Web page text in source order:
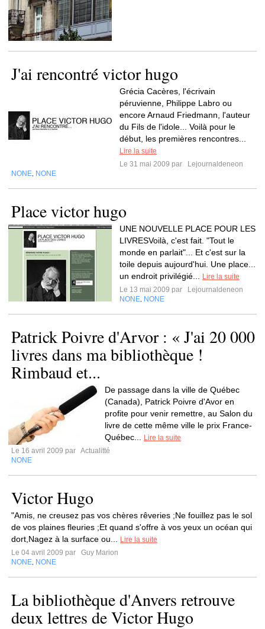
J'ai rencontré victor hugo
Grécia Cacères, l'écrivain
péruvienne, Philippe Labro ou
encore Arnaud Friedmann, l'auteur
du Fils de l'idole... Voilà pour le
début, les premières rencontres...
Lire la suite
Le 31 mai 2009 par
Lejournaldeneon
NONE NONE
Place victor hugo
UNE NOUVELLE PLACE POUR LES
LIVRESVoilà, c'est fait. "Tout le
monde en parlait"... Et c'est sur la
toile depuis aujourd'hui. Une place...
un endroit privilégié...
Lire la suite
Le 13 mai 2009 par
Lejournaldeneon
NONE NONE
Patrick Poivre d'Arvor : « J'ai 20 000
livres dans ma bibliothèque !
Rimbaud et...
De passage dans la ville de Québec
(Canada), Patrick Poivre d'Avor en
profite pour venir remettre, au Salon du
livre de cette même ville le prix France-
Québec...
Lire la suite
Le 16 avril 2009 par Actualitté
NONE
Victor Hugo
"Amis, ne creusez pas vos chères rêveries ;Ne fouillez pas le sol
de vos plaines fleuries ;Et quand s'offre à vos yeux un océan qui
dort,Nagez à la surface ou...
Lire la suite
Le 04 avril 2009 par
Guy Marion
NONE NONE
La bibliothèque d'Anvers retrouve
deux lettres de Victor Hugo